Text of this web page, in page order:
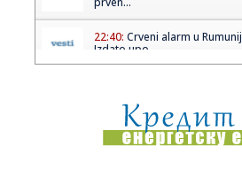
22:40: Crveni alarm u
Izdato upo...
22:36:Infantino u ofanzivi –
savezni...